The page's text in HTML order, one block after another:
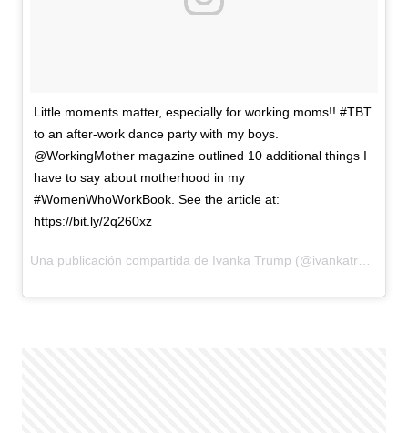
Little moments matter, especially for working moms!! #TBT
to an after-work dance party with my boys.
@WorkingMother magazine outlined 10 additional things I
have to say about motherhood in my
#WomenWhoWorkBook. See the article at:
https://bit.ly/2q260xz
Una publicación compartida de Ivanka Trump (@ivankatrump) el